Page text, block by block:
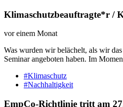
Klimaschutzbeauftragte*r /
vor einem Monat
Was wurden wir belächelt, als wir
Seminar angeboten haben. Im
#Klimaschutz
#Nachhaltigkeit
EmpCo-Richtlinie tritt am